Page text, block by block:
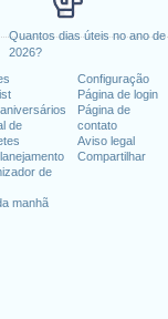
Quantos dias úteis no ano de
2026?
de
de
manhã
Configuração
Página de login
Página de
contato
Aviso legal
Compartilhar